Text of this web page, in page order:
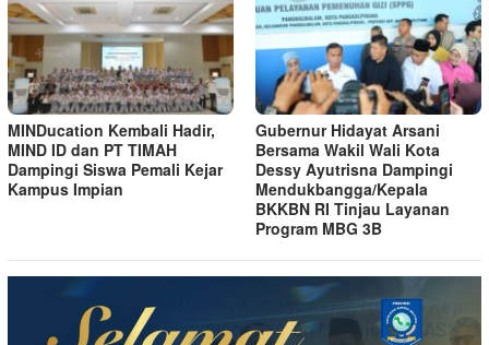
MINDucation Kembali Hadir,
MIND ID dan PT TIMAH
Dampingi Siswa Pemali Kejar
Kampus Impian
Gubernur Hidayat Arsani
Bersama Wakil Wali Kota
Dessy Ayutrisna Dampingi
Mendukbangga/Kepala
BKKBN RI Tinjau Layanan
Program MBG 3B